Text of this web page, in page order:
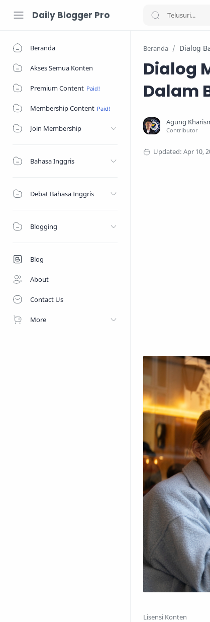
Daily Blogger Pro
Beranda
Akses Semua Konten
Premium Content
Membership Content
Join Membership
Bahasa Inggris
Debat Bahasa Inggris
Blogging
Blog
About
Contact Us
More
Beranda Dialog
Dialog
Dalam
Lisensi Konten